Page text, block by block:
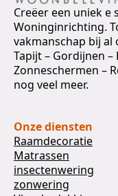
Creëer een uniek
Woninginrichting.
vakmanschap bij al
Tapijt – Gordijnen
Zonneschermen –
nog veel meer.
Onze diensten
Raamdecoratie
Matrassen
insectenwering
zonwering